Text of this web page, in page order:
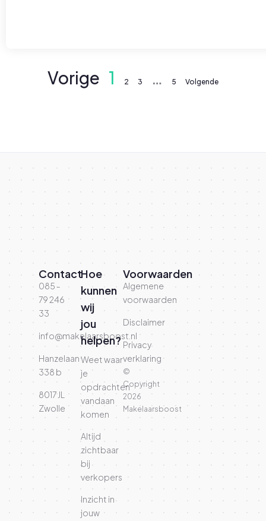
Vorige 1 2 3 … 5 Volgende
Contact
085 -
79 246
33
info@makelaarsboost.nl
Hanzelaan
338 b
8017 JL
Zwolle
Hoe
kunnen
wij
jou
helpen?
Weet waar
je
opdrachten
vandaan
komen
Altijd
zichtbaar
bij
verkopers
Inzicht in
jouw
Voorwaarden
Algemene
voorwaarden
Disclaimer
Privacy
verklaring
©
Copyright
2026
Makelaarsboost